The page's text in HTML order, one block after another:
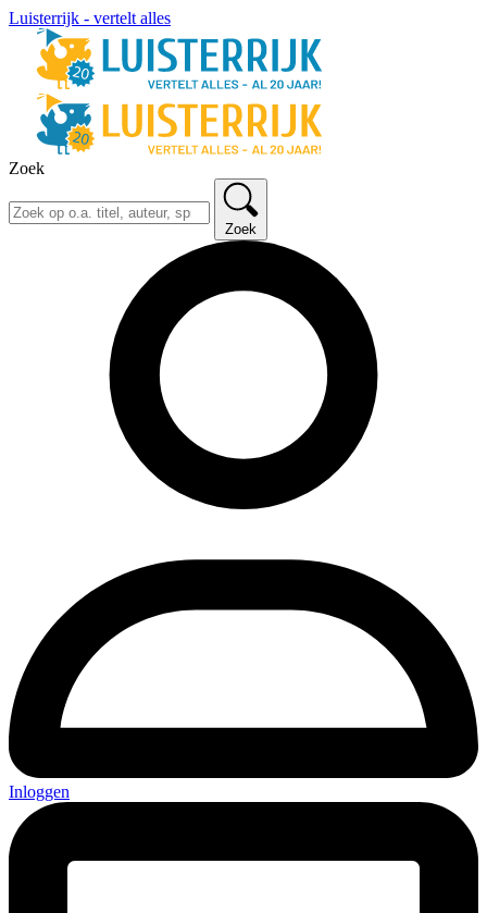
Luisterrijk - vertelt alles
Zoek
Zoek
Inloggen